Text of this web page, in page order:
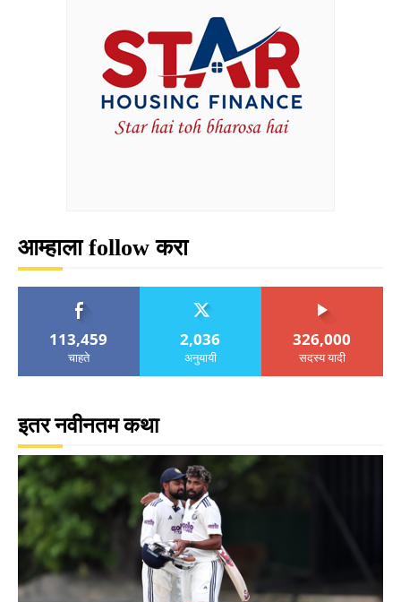
आम्हाला follow करा
113,459
चाहते
2,036
अनुयायी
326,000
सदस्य यादी
इतर नवीनतम कथा